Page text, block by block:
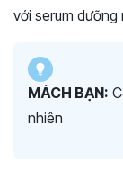
với serum dưỡng
MÁCH BẠN:
nhiên